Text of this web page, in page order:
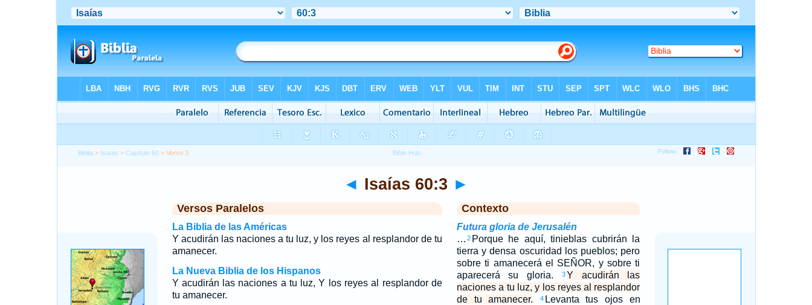
Biblia > Isaías >Capítulo 60 > Verso 3
◄ Isaías 60:3 ►
Versos Paralelos
La Biblia de las Américas
Y acudirán las naciones a tu luz, y los reyes al resplandor de tu
amanecer.
La Nueva Biblia de los Hispanos
Y acudirán las naciones a tu luz, Y los reyes al resplandor de
tu amanecer.
Contexto
Futura gloria de Jerusalén
… 2 Porque he aquí, tinieblas cubrirán la
tierra y densa oscuridad los pueblos; pero
sobre ti amanecerá el SEÑOR, y sobre ti
aparecerá su gloria.
3 Y acudirán las
naciones a tu luz, y los reyes al resplandor
de tu amanecer.
4 Levanta tus ojos en